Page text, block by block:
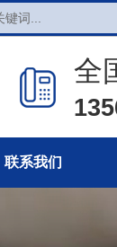
热销产品全
联系我们